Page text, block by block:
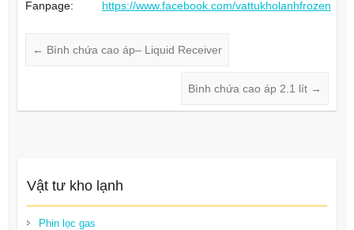
Fanpage: https://www.facebook.com/vattukholanhfrozen
← Bình chứa cao áp– Liquid Receiver
Bình chứa cao áp 2.1 lít →
Vật tư kho lạnh
Phin lọc gas